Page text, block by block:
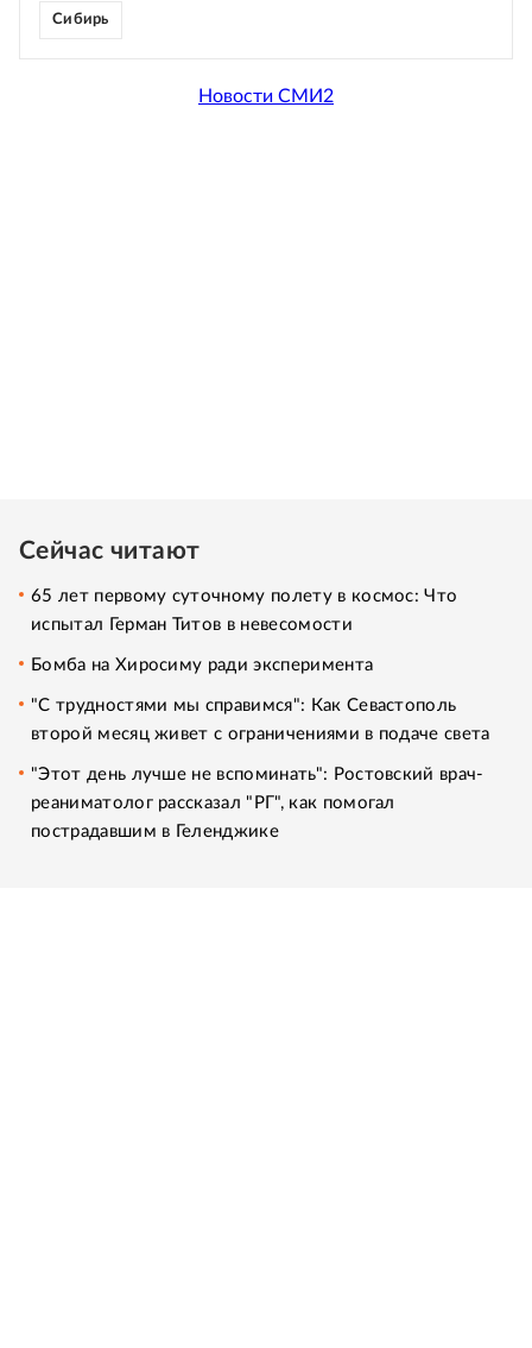
Сибирь
Новости СМИ2
Сейчас читают
65 лет первому суточному полету в космос: Что
испытал Герман Титов в невесомости
Бомба на Хиросиму ради эксперимента
"С трудностями мы справимся": Как Севастополь
второй месяц живет с ограничениями в подаче света
"Этот день лучше не вспоминать": Ростовский врач-
реаниматолог рассказал "РГ", как помогал
пострадавшим в Геленджике